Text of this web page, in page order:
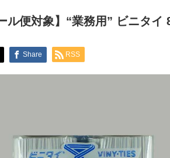
ル便対象】“業務用” ビニタ
Share RSS